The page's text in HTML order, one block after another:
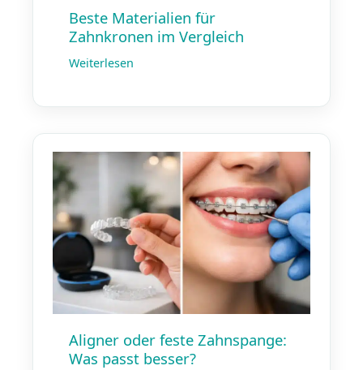
Beste Materialien für
Zahnkronen im Vergleich
Weiterlesen
Aligner oder feste Zahnspange:
Was passt besser?